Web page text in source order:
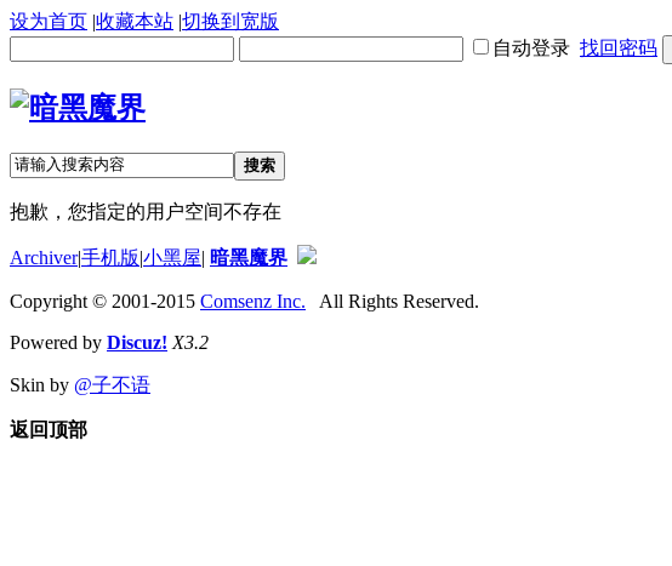
设为首页 |收藏本站 |切换到宽版
自动登录 找回密码
搜索
抱歉，您指定的用户空间不存在
Archiver|手机版|小黑屋| 暗黑魔界
Copyright © 2001-2015 Comsenz Inc. All Rights Reserved.
Powered by Discuz! X3.2
Skin by @子不语
返回顶部